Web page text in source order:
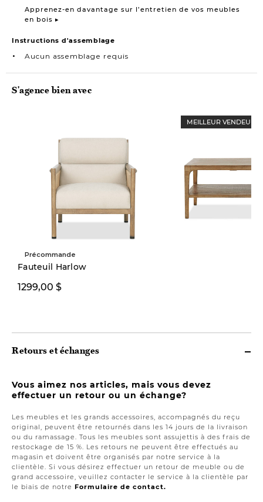
Apprenez-en davantage sur l’entretien de vos meubles
en bois ▸
Instructions d'assemblage
Aucun assemblage requis
S'agence bien avec
Précommande
Fauteuil Harlow
1299,00 $
MEILLEUR VENDEUR
Retours et échanges
Vous aimez nos articles, mais vous devez
effectuer un retour ou un échange?
Les meubles et les grands accessoires, accompagnés du reçu
original, peuvent être retournés dans les 14 jours de la livraison
ou du ramassage. Tous les meubles sont assujettis à des frais de
restockage de 15 %. Les retours ne peuvent être effectués au
magasin et doivent être organisés par notre service à la
clientèle. Si vous désirez effectuer un retour de meuble ou de
grand accessoire, veuillez contacter le service à la clientèle par
le biais de notre Formulaire de contact.